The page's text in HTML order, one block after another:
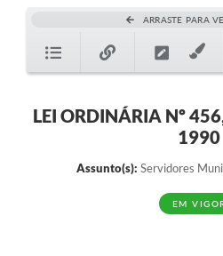
ARRASTE PARA
LEI ORDINÁRIA Nº
1990
Assunto(s): Servidores
EM